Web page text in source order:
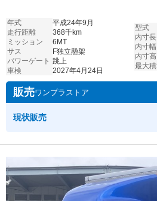
年式
平成24年9月
走行距離
368千km
ミッション
6MT
サス
F独立懸架
パワーゲート 跳上
車検
2027年4月24日
型式
内寸長
内寸幅
内寸高
最大
販売ワンプラストア
現状販売